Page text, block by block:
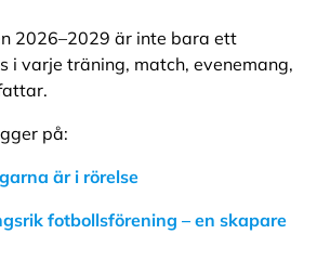
2026–2029 är inte bara ett
i varje träning, match, evenemang,
på:
är i rörelse
fotbollsförening – en skapare